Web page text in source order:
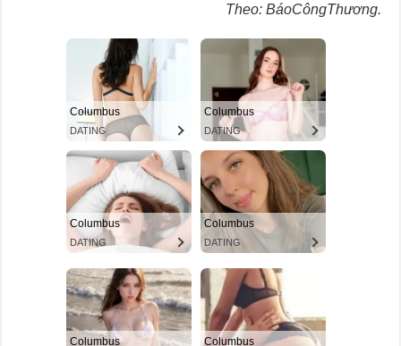
Theo: BáoCôngThương.